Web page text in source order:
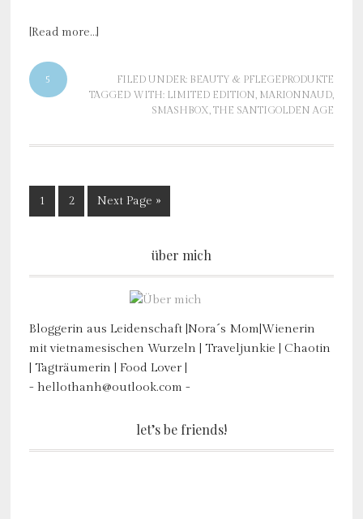
[Read more…]
5 FILED UNDER: BEAUTY & PFLEGEPRODUKTE
TAGGED WITH: LIMITED EDITION, MARIONNAUD,
SMASHBOX,THE SANTIGOLDEN AGE
1 2 Next Page »
über mich
Bloggerin aus Leidenschaft |Nora´s Mom|Wienerin
mit vietnamesischen Wurzeln | Traveljunkie | Chaotin
| Tagträumerin | Food Lover |
- hellothanh@outlook.com -
let’s be friends!